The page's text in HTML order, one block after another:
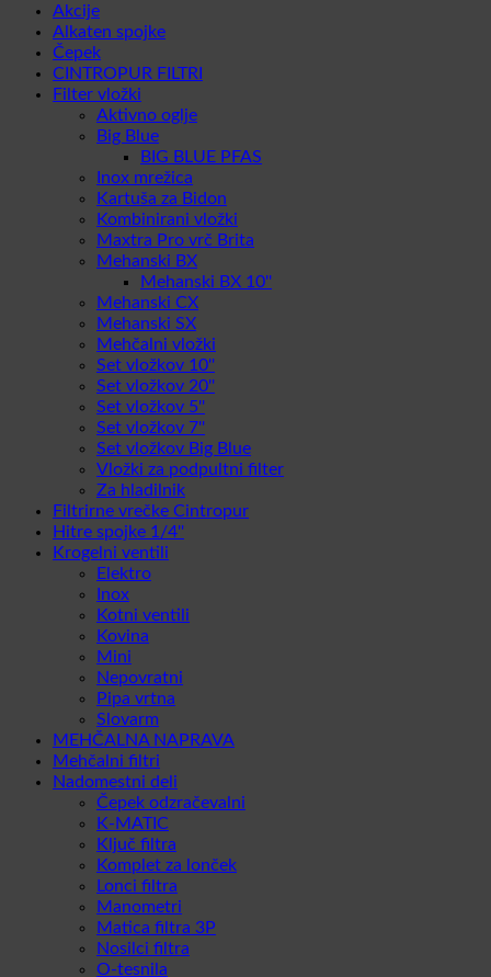
Akcije
Alkaten spojke
Čepek
CINTROPUR FILTRI
Filter vložki
Aktivno oglje
Big Blue
BIG BLUE PFAS
Inox mrežica
Kartuša za Bidon
Kombinirani vložki
Maxtra Pro vrč Brita
Mehanski BX
Mehanski BX 10''
Mehanski CX
Mehanski SX
Mehčalni vložki
Set vložkov 10''
Set vložkov 20''
Set vložkov 5''
Set vložkov 7''
Set vložkov Big Blue
Vložki za podpultni filter
Za hladilnik
Filtrirne vrečke Cintropur
Hitre spojke 1/4''
Krogelni ventili
Elektro
Inox
Kotni ventili
Kovina
Mini
Nepovratni
Pipa vrtna
Slovarm
MEHČALNA NAPRAVA
Mehčalni filtri
Nadomestni deli
Čepek odzračevalni
K-MATIC
Ključ filtra
Komplet za lonček
Lonci filtra
Manometri
Matica filtra 3P
Nosilci filtra
O-tesnila